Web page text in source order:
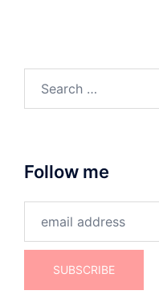
for:
Follow me